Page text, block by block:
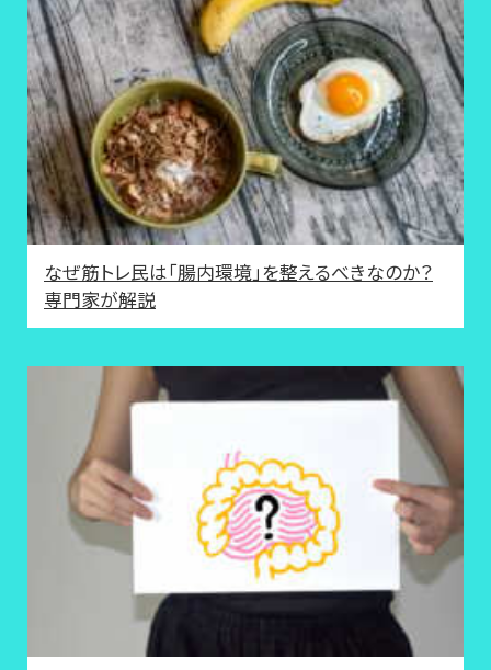
なぜ筋トレ民は「腸内環境」を整えるべきなのか？
専門家が解説